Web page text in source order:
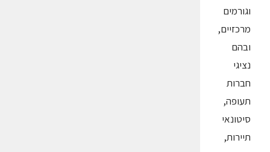
וגורמים
מרכזיים,
ובהם
נציגי
חברות
תעופה,
סיטונאי
תיירות,